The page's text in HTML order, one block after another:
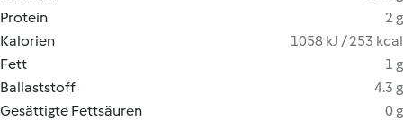
Protein
2 g
Kalorien
1058 kJ / 253 kcal
Fett
1 g
Ballaststoff
4.3 g
Gesättigte Fettsäuren
0 g